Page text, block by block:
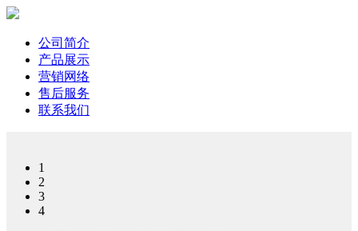
公司简介
产品展示
营销网络
售后服务
联系我们
1
2
3
4